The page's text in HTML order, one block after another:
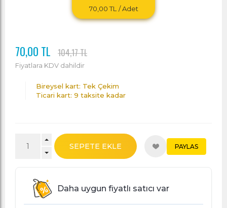
70,00 TL / Adet
70,00 TL 104,17 TL
Fiyatlara KDV dahildir
Bireysel kart: Tek Çekim
Ticari kart: 9 taksite kadar
SEPETE EKLE PAYLAS
Daha uygun fiyatlı satıcı var